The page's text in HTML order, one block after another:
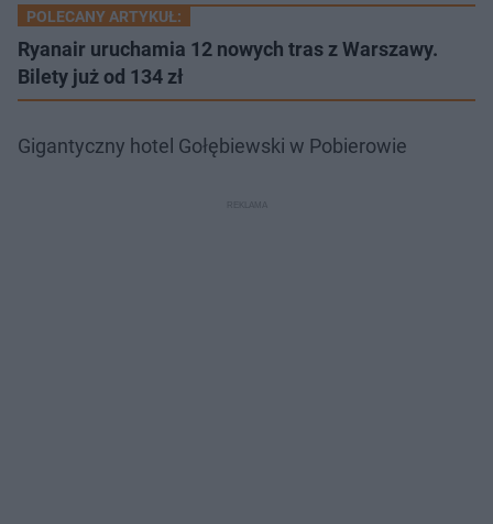
POLECANY ARTYKUŁ:
Ryanair uruchamia 12 nowych tras z Warszawy.
Bilety już od 134 zł
Gigantyczny hotel Gołębiewski w Pobierowie